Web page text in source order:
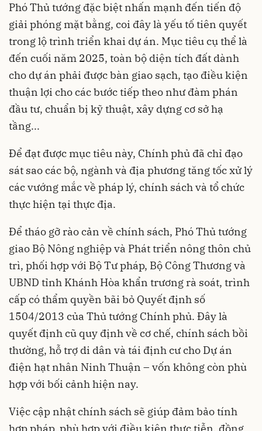
Phó Thủ tướng đặc biệt nhấn mạnh đến tiến độ
giải phóng mặt bằng, coi đây là yếu tố tiên quyết
trong lộ trình triển khai dự án. Mục tiêu cụ thể là
đến cuối năm 2025, toàn bộ diện tích đất dành
cho dự án phải được bàn giao sạch, tạo điều kiện
thuận lợi cho các bước tiếp theo như đàm phán
đầu tư, chuẩn bị kỹ thuật, xây dựng cơ sở hạ
tầng...
Để đạt được mục tiêu này, Chính phủ đã chỉ đạo
sát sao các bộ, ngành và địa phương tăng tốc xử lý
các vướng mắc về pháp lý, chính sách và tổ chức
thực hiện tại thực địa.
Để tháo gỡ rào cản về chính sách, Phó Thủ tướng
giao Bộ Nông nghiệp và Phát triển nông thôn chủ
trì, phối hợp với Bộ Tư pháp, Bộ Công Thương và
UBND tỉnh Khánh Hòa khẩn trương rà soát, trình
cấp có thẩm quyền bãi bỏ Quyết định số
1504/2013 của Thủ tướng Chính phủ. Đây là
quyết định cũ quy định về cơ chế, chính sách bồi
thường, hỗ trợ di dân và tái định cư cho Dự án
điện hạt nhân Ninh Thuận – vốn không còn phù
hợp với bối cảnh hiện nay.
Việc cập nhật chính sách sẽ giúp đảm bảo tính